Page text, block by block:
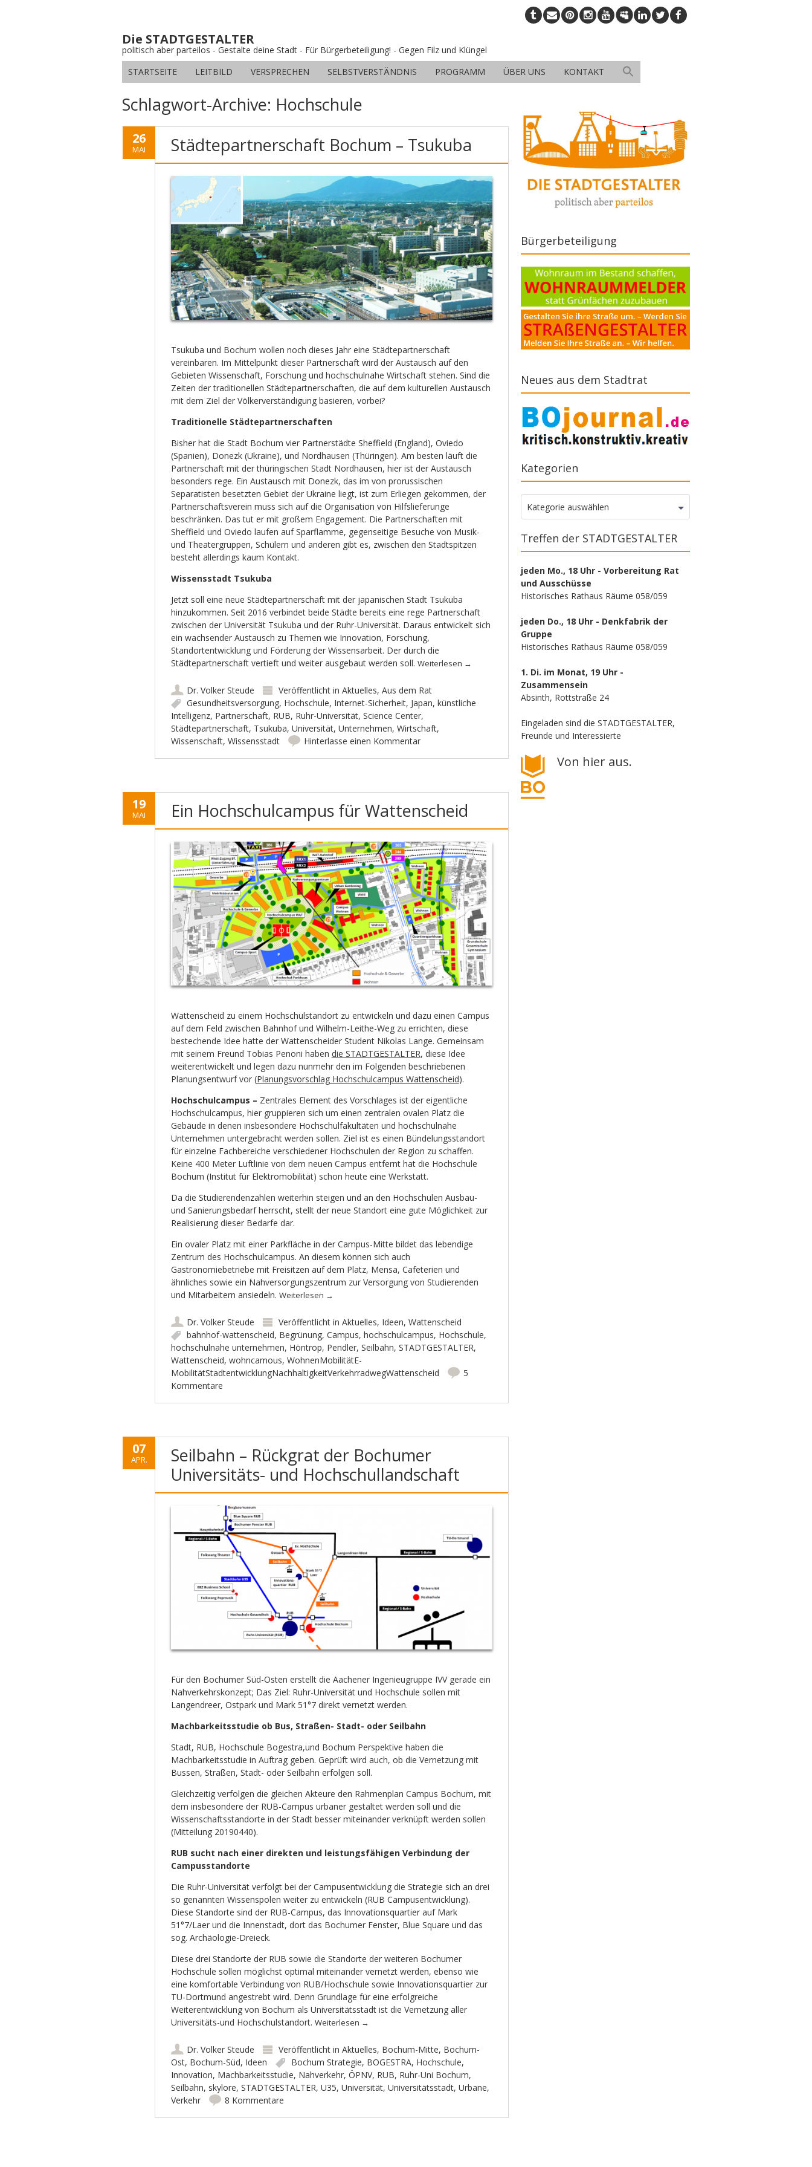
Die STADTGESTALTER
politisch aber parteilos - Gestalte deine Stadt - Für Bürgerbeteiligung! - Gegen Filz und Klüngel
STARTSEITE
LEITBILD VERSPRECHEN SELBSTVERSTÄNDNIS PROGRAMM ÜBER UNS KONTAKT
Schlagwort-Archive: Hochschule
26
MAI Städtepartnerschaft Bochum – Tsukuba
Tsukuba und Bochum wollen noch dieses Jahr eine Städtepartnerschaft
vereinbaren. Im Mittelpunkt dieser Partnerschaft wird der Austausch auf den
Gebieten Wissenschaft, Forschung und hochschulnahe Wirtschaft stehen. Sind die
Zeiten der traditionellen Städtepartnerschaften, die auf dem kulturellen Austausch
mit dem Ziel der Völkerverständigung basieren, vorbei?
Traditionelle Städtepartnerschaften
Bisher hat die Stadt Bochum vier Partnerstädte Sheffield (England), Oviedo
(Spanien), Donezk (Ukraine), und Nordhausen (Thüringen). Am besten läuft die
Partnerschaft mit der thüringischen Stadt Nordhausen, hier ist der Austausch
besonders rege. Ein Austausch mit Donezk, das im von prorussischen
Separatisten besetzten Gebiet der Ukraine liegt, ist zum Erliegen gekommen, der
Partnerschaftsverein muss sich auf die Organisation von Hilfslieferunge
beschränken. Das tut er mit großem Engagement. Die Partnerschaften mit
Sheffield und Oviedo laufen auf Sparflamme, gegenseitige Besuche von Musik-
und Theatergruppen, Schülern und anderen gibt es, zwischen den Stadtspitzen
besteht allerdings kaum Kontakt.
Wissensstadt Tsukuba
Jetzt soll eine neue Städtepartnerschaft mit der japanischen Stadt Tsukuba
hinzukommen. Seit 2016 verbindet beide Städte bereits eine rege Partnerschaft
zwischen der Universität Tsukuba und der Ruhr-Universität. Daraus entwickelt sich
ein wachsender Austausch zu Themen wie Innovation, Forschung,
Standortentwicklung und Förderung der Wissensarbeit. Der durch die
Städtepartnerschaft vertieft und weiter ausgebaut werden soll. Weiterlesen →
Dr. Volker Steude Veröffentlicht in Aktuelles, Aus dem Rat
Gesundheitsversorgung, Hochschule, Internet-Sicherheit, Japan, künstliche
Intelligenz, Partnerschaft, RUB, Ruhr-Universität, Science Center,
Städtepartnerschaft, Tsukuba, Universität, Unternehmen, Wirtschaft,
Wissenschaft, Wissensstadt Hinterlasse einen Kommentar
19
MAI Ein Hochschulcampus für Wattenscheid
Wattenscheid zu einem Hochschulstandort zu entwickeln und dazu einen Campus
auf dem Feld zwischen Bahnhof und Wilhelm-Leithe-Weg zu errichten, diese
bestechende Idee hatte der Wattenscheider Student Nikolas Lange. Gemeinsam
mit seinem Freund Tobias Penoni haben die STADTGESTALTER, diese Idee
weiterentwickelt und legen dazu nunmehr den im Folgenden beschriebenen
Planungsentwurf vor (Planungsvorschlag Hochschulcampus Wattenscheid).
Hochschulcampus – Zentrales Element des Vorschlages ist der eigentliche
Hochschulcampus, hier gruppieren sich um einen zentralen ovalen Platz die
Gebäude in denen insbesondere Hochschulfakultäten und hochschulnahe
Unternehmen untergebracht werden sollen. Ziel ist es einen Bündelungsstandort
für einzelne Fachbereiche verschiedener Hochschulen der Region zu schaffen.
Keine 400 Meter Luftlinie von dem neuen Campus entfernt hat die Hochschule
Bochum (Institut für Elektromobilität) schon heute eine Werkstatt.
Da die Studierendenzahlen weiterhin steigen und an den Hochschulen Ausbau-
und Sanierungsbedarf herrscht, stellt der neue Standort eine gute Möglichkeit zur
Realisierung dieser Bedarfe dar.
Ein ovaler Platz mit einer Parkfläche in der Campus-Mitte bildet das lebendige
Zentrum des Hochschulcampus. An diesem können sich auch
Gastronomiebetriebe mit Freisitzen auf dem Platz, Mensa, Cafeterien und
ähnliches sowie ein Nahversorgungszentrum zur Versorgung von Studierenden
und Mitarbeitern ansiedeln. Weiterlesen →
Dr. Volker Steude Veröffentlicht in Aktuelles, Ideen, Wattenscheid
bahnhof-wattenscheid, Begrünung, Campus, hochschulcampus, Hochschule,
hochschulnahe unternehmen, Höntrop, Pendler, Seilbahn, STADTGESTALTER,
Wattenscheid, wohncamous, WohnenMobilitätE-
MobilitätStadtentwicklungNachhaltigkeitVerkehrradwegWattenscheid
5
Kommentare
07
APR.
Seilbahn – Rückgrat der Bochumer
Universitäts- und Hochschullandschaft
Für den Bochumer Süd-Osten erstellt die Aachener Ingenieugruppe IVV gerade ein
Nahverkehrskonzept; Das Ziel: Ruhr-Universität und Hochschule sollen mit
Langendreer, Ostpark und Mark 51°7 direkt vernetzt werden.
Machbarkeitsstudie ob Bus, Straßen- Stadt- oder Seilbahn
Stadt, RUB, Hochschule Bogestra,und Bochum Perspektive haben die
Machbarkeitsstudie in Auftrag geben. Geprüft wird auch, ob die Vernetzung mit
Bussen, Straßen, Stadt- oder Seilbahn erfolgen soll.
Gleichzeitig verfolgen die gleichen Akteure den Rahmenplan Campus Bochum, mit
dem insbesondere der RUB-Campus urbaner gestaltet werden soll und die
Wissenschaftsstandorte in der Stadt besser miteinander verknüpft werden sollen
(Mitteilung 20190440).
RUB sucht nach einer direkten und leistungsfähigen Verbindung der
Campusstandorte
Die Ruhr-Universität verfolgt bei der Campusentwicklung die Strategie sich an drei
so genannten Wissenspolen weiter zu entwickeln (RUB Campusentwicklung).
Diese Standorte sind der RUB-Campus, das Innovationsquartier auf Mark
51°7/Laer und die Innenstadt, dort das Bochumer Fenster, Blue Square und das
sog. Archäologie-Dreieck.
Diese drei Standorte der RUB sowie die Standorte der weiteren Bochumer
Hochschule sollen möglichst optimal miteinander vernetzt werden, ebenso wie
eine komfortable Verbindung von RUB/Hochschule sowie Innovationsquartier zur
TU-Dortmund angestrebt wird. Denn Grundlage für eine erfolgreiche
Weiterentwicklung von Bochum als Universitätsstadt ist die Vernetzung aller
Universitäts-und Hochschulstandort. Weiterlesen →
Dr. Volker Steude Veröffentlicht in Aktuelles, Bochum-Mitte, Bochum-
Ost, Bochum-Süd, Ideen Bochum Strategie, BOGESTRA, Hochschule,
Innovation, Machbarkeitsstudie, Nahverkehr, ÖPNV, RUB, Ruhr-Uni Bochum,
Seilbahn, skylore, STADTGESTALTER, U35, Universität, Universitätsstadt, Urbane,
Verkehr
8 Kommentare
Bürgerbeteiligung
Neues aus dem Stadtrat
Kategorien
Kategorien
Kategorie auswählen
Treffen der STADTGESTALTER
jeden Mo., 18 Uhr - Vorbereitung Rat
und Ausschüsse
Historisches Rathaus Räume 058/059
jeden Do., 18 Uhr - Denkfabrik der
Gruppe
Historisches Rathaus Räume 058/059
1. Di. im Monat, 19 Uhr -
Zusammensein
Absinth, Rottstraße 24
Eingeladen sind die STADTGESTALTER,
Freunde und Interessierte
Von hier aus.